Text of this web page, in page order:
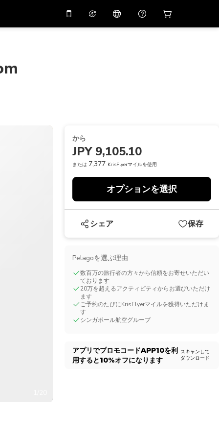
キャンしてダウンロード
Canadian Dollar
から
JPY 9,105.10
または 7,377 KrisFlyerマイルを使用
オプションを選択
シェア 保存
Pelagoを選ぶ理由
数百万の旅行者の方々から信頼をお寄せいただい
ております
20万を超えるアクティビティからお選びいただけ
ます
ご予約のたびにKrisFlyerマイルを獲得いただけま
す
シンガポール航空グループ
アプリでプロモコードAPP10を利
用すると10%オフになります
スキャンして
ダウンロード